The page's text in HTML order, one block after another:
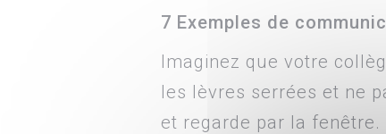
7 Exemples de
Imaginez que votre
les lèvres serrées et ne
et regarde par la fenêtre.